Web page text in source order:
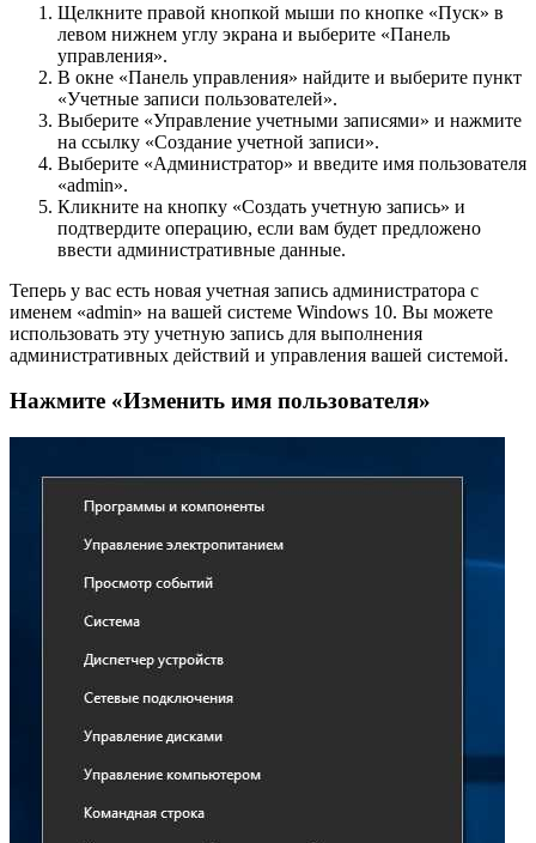
Щелкните правой кнопкой мыши по кнопке «Пуск» в
левом нижнем углу экрана и выберите «Панель
управления».
В окне «Панель управления» найдите и выберите пункт
«Учетные записи пользователей».
Выберите «Управление учетными записями» и нажмите
на ссылку «Создание учетной записи».
Выберите «Администратор» и введите имя пользователя
«admin».
Кликните на кнопку «Создать учетную запись» и
подтвердите операцию, если вам будет предложено
ввести административные данные.
Теперь у вас есть новая учетная запись администратора с
именем «admin» на вашей системе Windows 10. Вы можете
использовать эту учетную запись для выполнения
административных действий и управления вашей системой.
Нажмите «Изменить имя пользователя»